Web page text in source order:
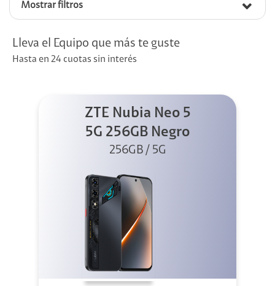
Mostrar filtros
Lleva el Equipo que más te guste
Hasta en 24 cuotas sin interés
ZTE Nubia Neo 5
5G 256GB Negro
256GB / 5G